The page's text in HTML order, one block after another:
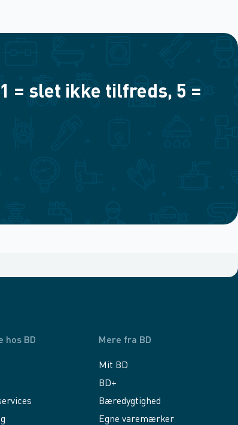
= slet ikke tilfreds, 5 =
hos BD Mere fra BD
Mit BD
BD+
Bæredygtighed
Egne varemærker